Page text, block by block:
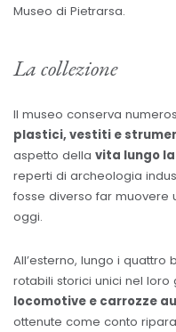
Museo di Pietrarsa.
La collezione
Il museo conserva
plastici, vestiti e
aspetto della vita lungo
reperti di archeologia
fosse diverso far muovere
oggi.
All’esterno, lungo i quattro
rotabili storici unici nel loro
locomotive e carrozze
ottenute come conto